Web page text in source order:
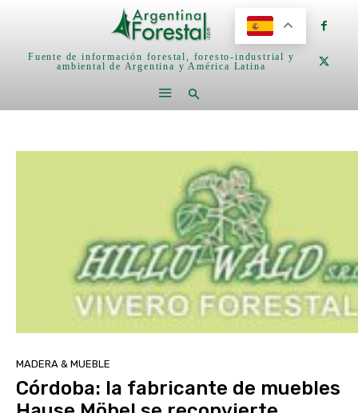
Fuente de información forestal, foresto-industrial y
ambiental de Argentina y América Latina
MADERA & MUEBLE
Córdoba: la fabricante de muebles